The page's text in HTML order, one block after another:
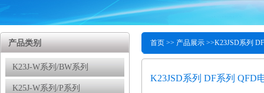
产品类别
K23J-W系列/BW系列
K25J-W系列/P系列
首页 >> 产品展示 >>K23JSD系列
K23JSD系列 DF系列 QFD